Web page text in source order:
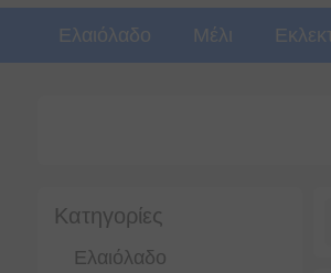
Ελαιόλαδο Μέλι
Κατηγορίες
Ελαιόλαδο